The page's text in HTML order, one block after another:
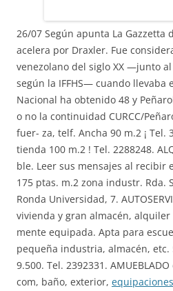
26/07 Según apunta La Gazzetta
acelera por Draxler. Fue
venezolano del siglo XX —junto
según la IFFHS— cuando llevaba
Nacional ha obtenido 48 y
o no la continuidad CURCC/
fuer- za, telf. Ancha 90 m.2 ¡ Tel.
tienda 100 m.2 ! Tel. 2288248.
ble. Leer sus mensajes al recibir
175 ptas. m.2 zona industr. Rda.
Ronda Universidad, 7.
vivienda y gran almacén, alquiler
mente equipada. Apta para
pequeña industria, almacén, etc.
9.500. Tel. 2392331.
com, baño, exterior,